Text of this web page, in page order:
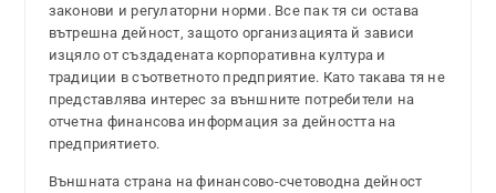
законови и регулаторни норми. Все пак тя си остава
вътрешна дейност, защото организацията й зависи
изцяло от създадената корпоративна култура и
традиции в съответното предприятие. Като такава тя не
представлява интерес за външните потребители на
отчетна финансова информация за дейността на
предприятието.
Външната страна на финансово-счетоводна дейност